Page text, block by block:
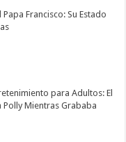
Francisco: Su Estado
para Adultos: El
Polly Mientras Grababa